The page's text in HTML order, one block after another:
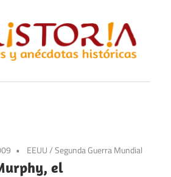
EEUU/Segunda Guerra Mundial
el